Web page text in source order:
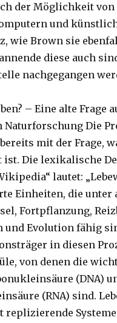
der Möglichkeit von
und
wie Brown sie
diese auch
nachgegangen
– Eine alte Frage
Naturforschung Die
mit der Frage,
ist. Die lexikalische
lautet:
Einheiten, die unter
Fortpflanzung,
und Evolution fähig
in diesen
von denen die
(DNA)
(RNA) sind.
replizierende